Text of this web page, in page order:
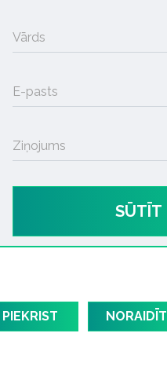
Vārds
E-pasts
Ziņojums
SŪTĪT
PIEKRIST NORAIDĪT